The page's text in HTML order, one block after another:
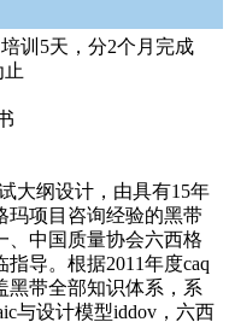
训5天，分2个月完成
大纲设计，由具有15年
玛项目咨询经验的黑带
、中国质量协会六西格
导。根据2011年度caq
黑带全部知识体系，系
与设计模型iddov，六西